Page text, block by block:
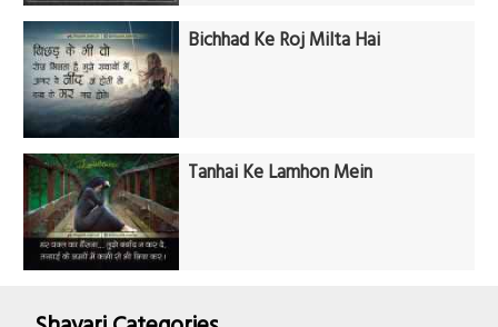
Bichhad Ke Roj Milta Hai
Tanhai Ke Lamhon Mein